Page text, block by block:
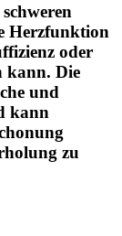
Herzfunktion
oder
kann. Die
und
kann
zu